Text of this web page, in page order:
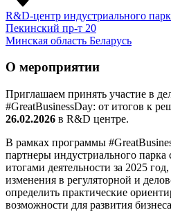
R&D-центр индустриального
Пекинский пр-т 20
Минская область Беларусь
О мероприятии
Приглашаем принять участие в
#GreatBusinessDay: от итогов к
26.02.2026 в R&D центре.
В рамках программы
партнеры индустриального парка
итогами деятельности за 2025
изменения в регуляторной и
определить практические
возможности для развития